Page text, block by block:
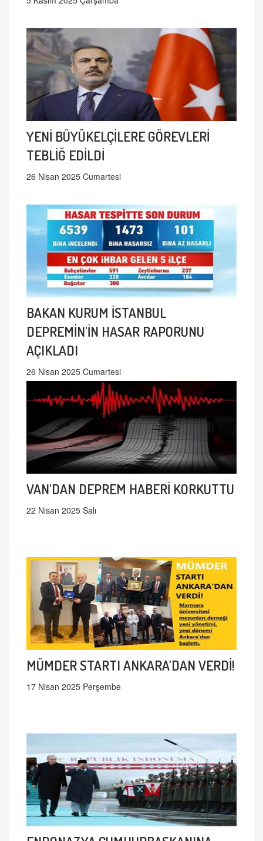
YENİ BÜYÜKELÇİLERE GÖREVLERİ
TEBLİĞ EDİLDİ
26 Nisan 2025 Cumartesi
BAKAN KURUM İSTANBUL
DEPREMİN'İN HASAR RAPORUNU
AÇIKLADI
26 Nisan 2025 Cumartesi
VAN'DAN DEPREM HABERİ KORKUTTU
22 Nisan 2025 Salı
MÜMDER STARTI ANKARA'DAN VERDİ!
17 Nisan 2025 Perşembe